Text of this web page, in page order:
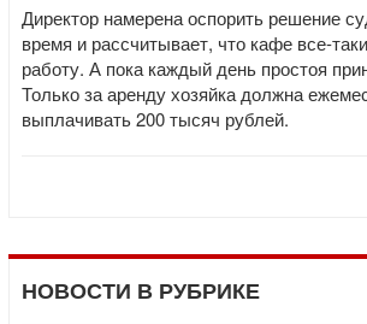
Директор намерена оспорить решение
время и рассчитывает, что кафе все-
работу. А пока каждый день простоя
Только за аренду хозяйка должна
выплачивать 200 тысяч рублей.
НОВОСТИ В РУБРИКЕ